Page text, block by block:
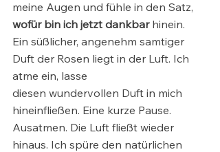
meine Augen und fühle in den Satz,
wofür bin ich jetzt dankbar hinein.
Ein süßlicher, angenehm samtiger
Duft der Rosen liegt in der Luft. Ich
atme ein, lasse
diesen wundervollen Duft in mich
hineinfließen. Eine kurze Pause.
Ausatmen. Die Luft fließt wieder
hinaus. Ich spüre den natürlichen